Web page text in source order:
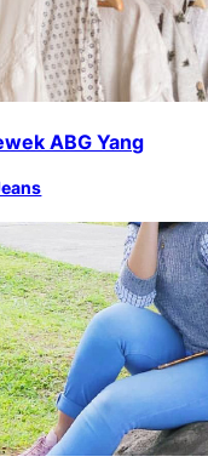
ABG Yang